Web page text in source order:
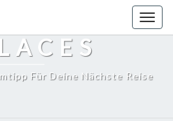
Für Deine Nächste Reise